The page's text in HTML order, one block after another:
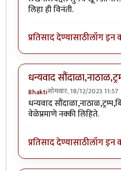
लिहा ही विनंती.
प्रतिसाद देण्यासाठीलॉग इन
धन्यवाद
Bhaktiसोमवार, 18/12/2023 11:57
धन्यवाद
वेळेप्रमाणे नक्की लिहिते.
प्रतिसाद देण्यासाठीलॉग इन